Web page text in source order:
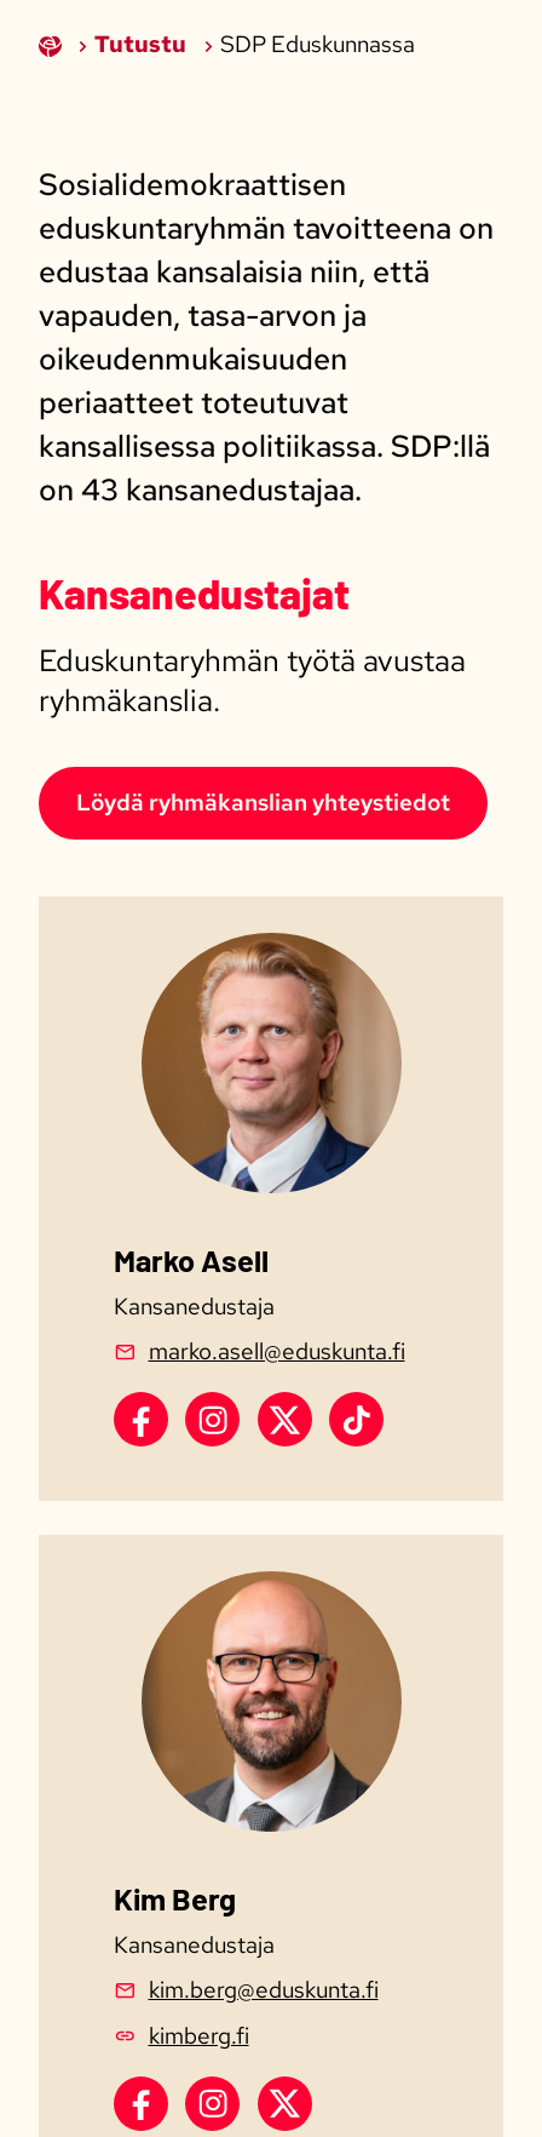
Tutustu SDP Eduskunnassa
Sosialidemokraattisen
eduskuntaryhmän tavoitteena on
edustaa kansalaisia niin, että
vapauden, tasa-arvon ja
oikeudenmukaisuuden
periaatteet toteutuvat
kansallisessa politiikassa. SDP:llä
on 43 kansanedustajaa.
Kansanedustajat
Eduskuntaryhmän työtä avustaa
ryhmäkanslia.
Löydä ryhmäkanslian yhteystiedot
Marko Asell
Kansanedustaja
marko.asell@eduskunta.fi
Marko Asell Facebook
Marko Asell Instagram
Marko Asell XMarko Asell
Kim Berg
Kansanedustaja
kim.berg@eduskunta.fi
kimberg.fi
Kim Berg Facebook
Kim Berg Instagram
Kim Berg X